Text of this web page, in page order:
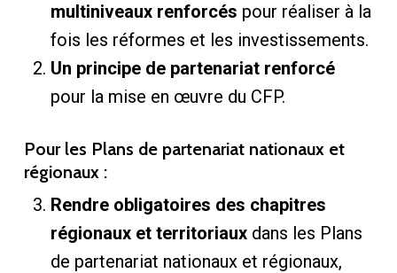
multiniveaux renforcés pour réaliser à la
fois les réformes et les investissements.
Un principe de partenariat renforcé
pour la mise en œuvre du CFP.
Pour les Plans de partenariat nationaux et
régionaux :
Rendre obligatoires des chapitres
régionaux et territoriauxdans les Plans
de partenariat nationaux et régionaux,